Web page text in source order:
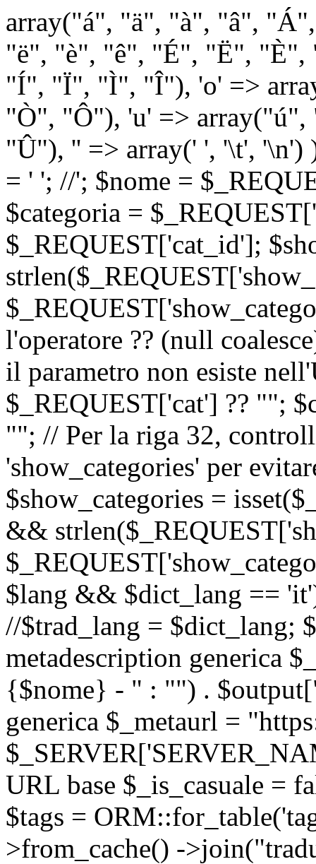
array("á", "ä", "à", "â",
"ë", "è", "ê", "É", "Ë",
"Í", "Ï", "Ì", "Î"), 'o' =>
"Ò", "Ô"), 'u' =>
"Û"), '' => array(' ', '\t',
= ' '; //'; $nome =
$categoria =
$_REQUEST['cat_id'];
l'operatore ?? (null
il parametro non esiste
$_REQUEST['cat'] ?? "";
""; // Per la riga 32,
'show_categories' per
$show_categories =
&&
$lang && $dict_lang ==
//$trad_lang = $dict_lang;
metadescription generica
{$nome} - " : "") .
generica $_metaurl =
URL base $_is_casuale =
$tags =
>from_cache() -